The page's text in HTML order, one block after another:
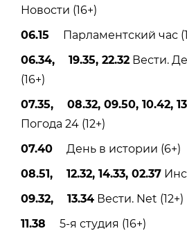
Новости (16+)
06.15 Парламентский час
06.34, 19.35, 22.32 Вести.
(16+)
07.35, 08.32, 09.50, 10.42,
Погода 24 (12+)
07.40 День в истории (6+)
08.51, 12.32, 14.33, 02.37
09.32, 13.34 Вести. Net (12+)
11.38 5-я студия (16+)